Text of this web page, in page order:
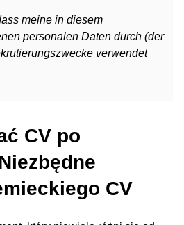
meine in diesem
personalen Daten durch (der
verwendet
CV po
CV